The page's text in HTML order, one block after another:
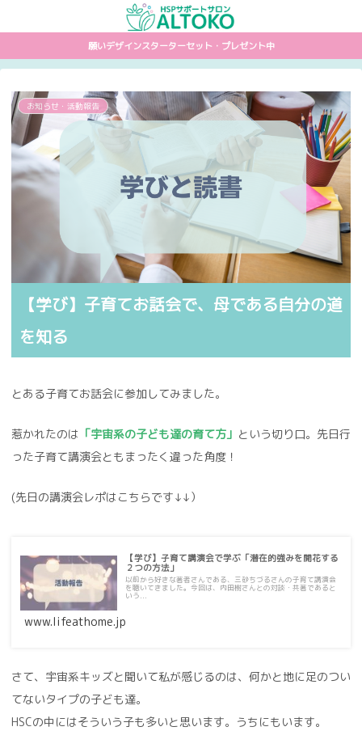
願いデザインスターターセット・プレゼント中
【学び】子育てお話会で、母である自分の道
を知る
お知らせ・活動報告
とある子育てお話会に参加してみました。
惹かれたのは 「宇宙系の子ども達の育て方」 という切り口。先日行
った子育て講演会ともまったく違った角度！
(先日の講演会レポはこちらです↓↓）
【学び】子育て講演会で学ぶ「潜在的強みを開花する
２つの方法」
以前から好きな著者さんである、三砂ちづるさんの子育て講演会
を聴いてきました。今回は、内田樹さんとの対談・共著であると
いう...
www.lifeathome.jp
さて、宇宙系キッズと聞いて私が感じるのは、何かと地に足のつい
てないタイプの子ども達。
HSCの中にはそういう子も多いと思います。うちにもいます。